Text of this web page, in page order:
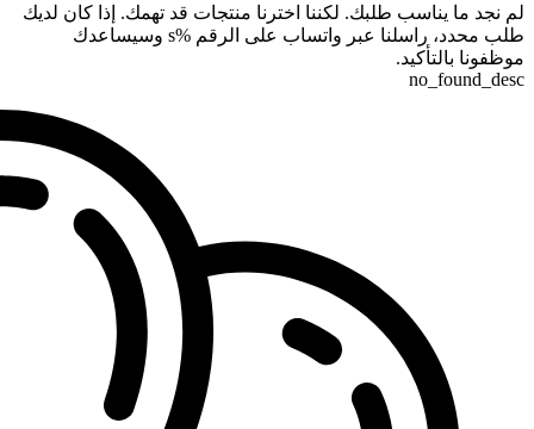
لم نجد ما يناسب طلبك. لكننا اخترنا منتجات قد تهمك. إذا كان لديك
طلب محدد، راسلنا عبر واتساب على الرقم %s وسيساعدك
موظفونا بالتأكيد.
no_found_desc